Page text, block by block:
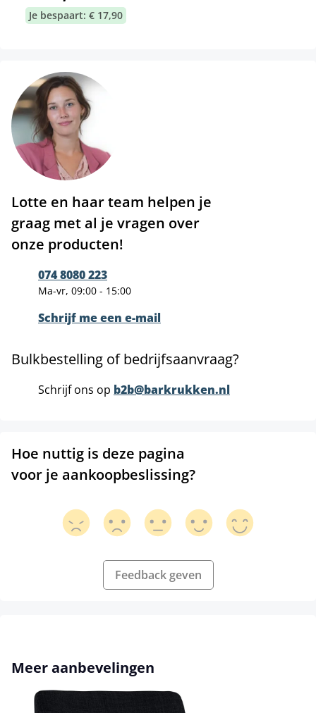
Je bespaart: € 17,90
Lotte en haar team helpen je
graag met al je vragen over
onze producten!
074 8080 223
Ma-vr, 09:00 - 15:00
Schrijf me een e-mail
Bulkbestelling of bedrijfsaanvraag?
Schrijf ons op b2b@barkrukken.nl
Hoe nuttig is deze pagina
voor je aankoopbeslissing?
Feedback geven
Productgalerij overslaan
Meer aanbevelingen